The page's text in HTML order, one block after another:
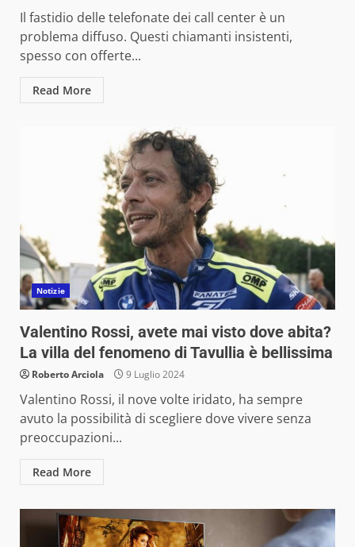
Il fastidio delle telefonate dei call center è un
problema diffuso. Questi chiamanti insistenti,
spesso con offerte...
Read More
Notizie
Valentino Rossi, avete mai visto dove abita?
La villa del fenomeno di Tavullia è bellissima
Roberto Arciola 9 Luglio 2024
Valentino Rossi, il nove volte iridato, ha sempre
avuto la possibilità di scegliere dove vivere senza
preoccupazioni...
Read More